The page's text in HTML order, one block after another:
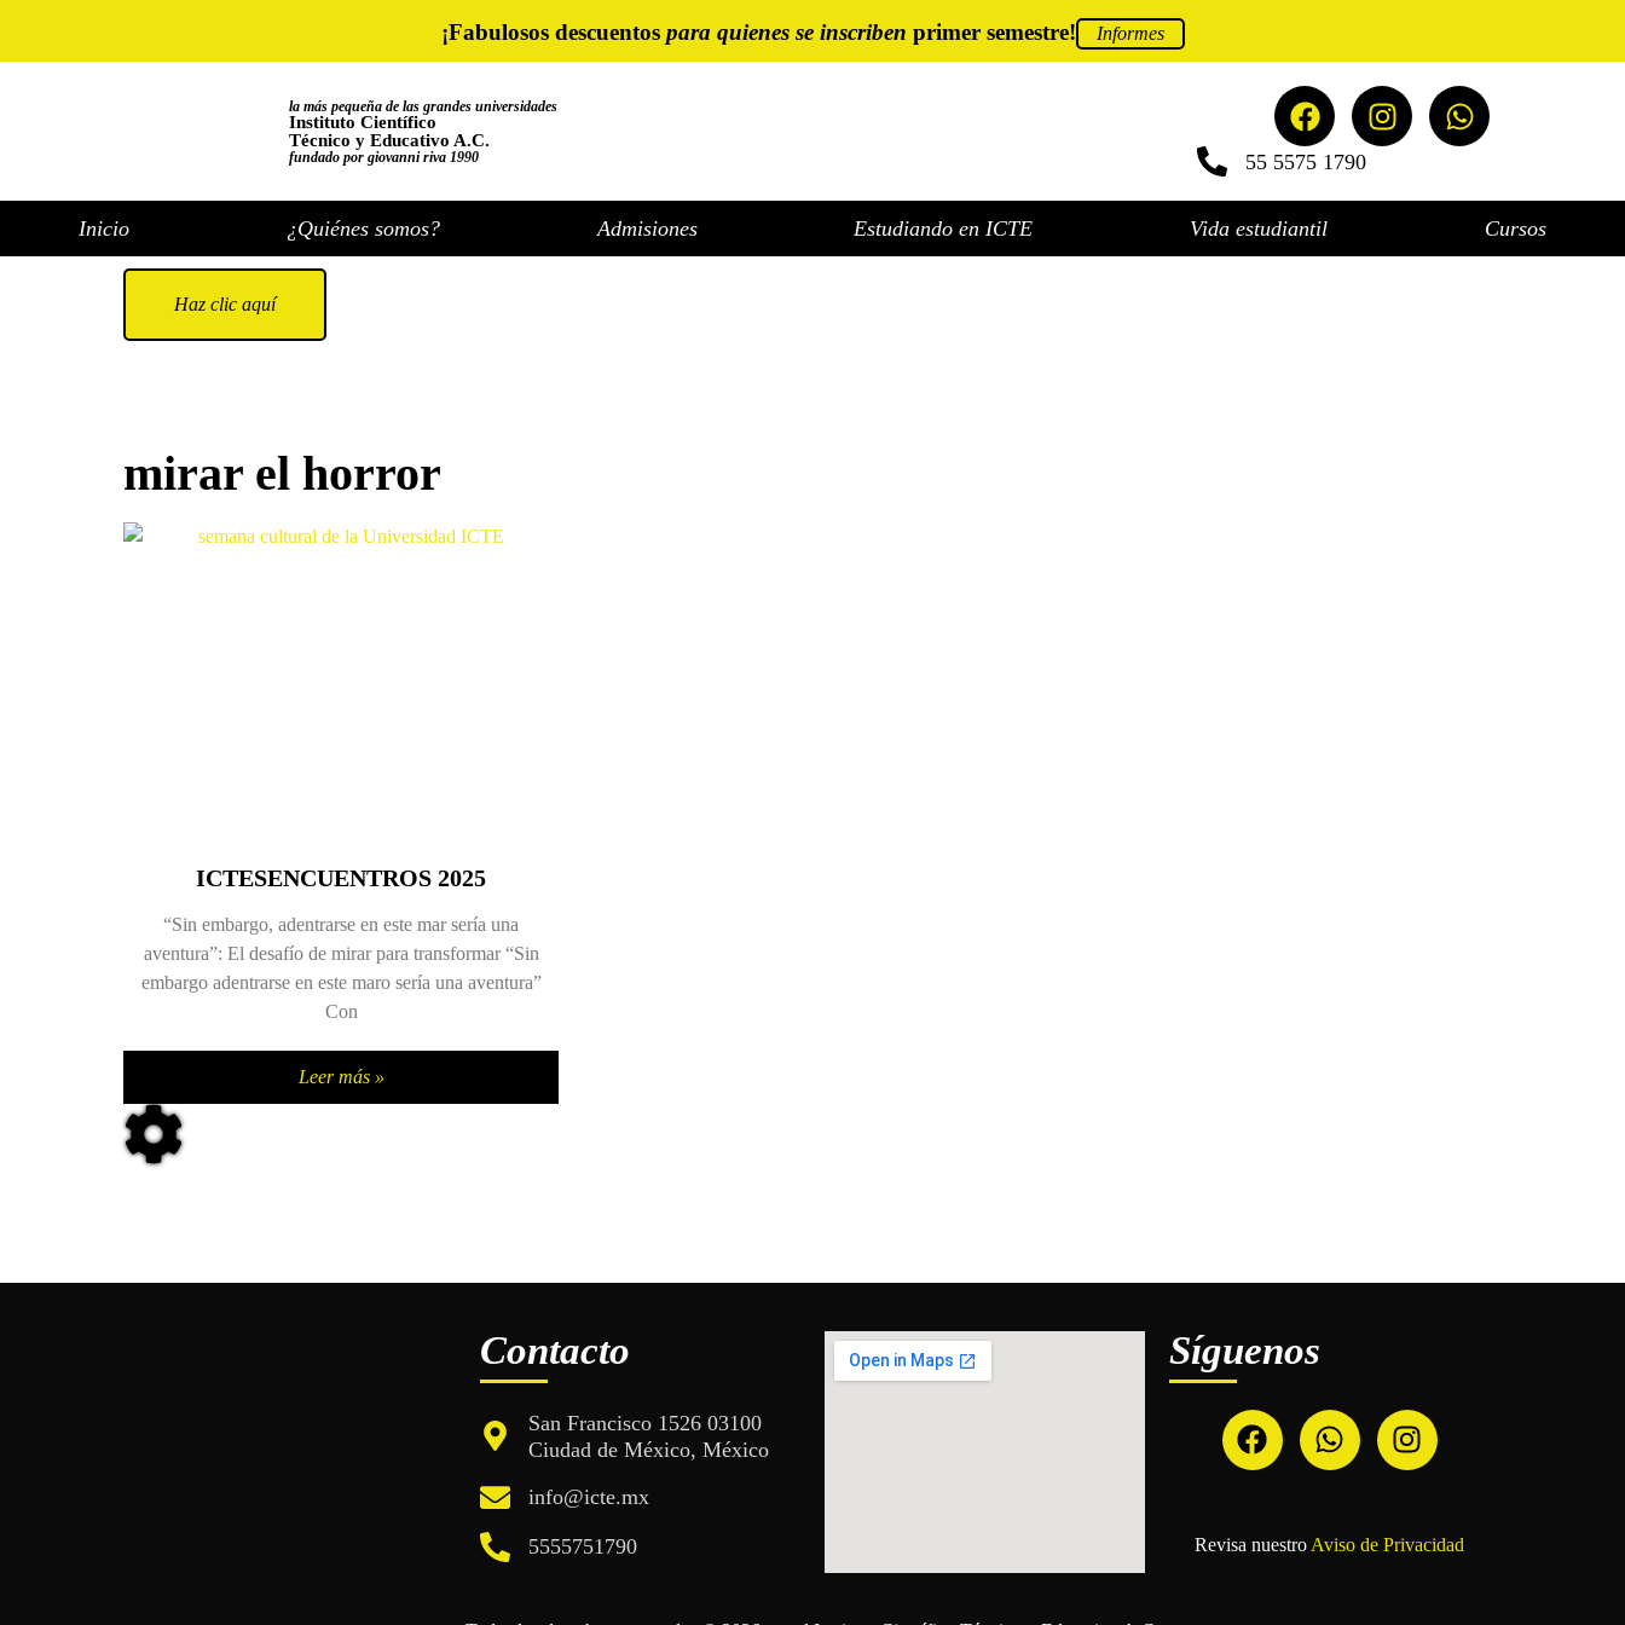
¡Fabulosos descuentos para quienes se inscriben primer semestre! Informes
la más pequeña de las grandes universidades
Instituto Científico
Técnico y Educativo A.C.
fundado por giovanni riva 1990 55 5575 1790
Inicio ¿Quiénes somos? Admisiones Estudiando en ICTE Vida estudiantil Cursos
Haz clic aquí
mirar el horror
ICTESENCUENTROS 2025
“Sin embargo, adentrarse en este mar sería una
aventura”: El desafío de mirar para transformar “Sin
embargo adentrarse en este maro sería una aventura”
Con
Leer más »
Contacto
San Francisco 1526 03100
Ciudad de México, México
info@icte.mx
5555751790
Síguenos
Revisa nuestro Aviso de Privacidad